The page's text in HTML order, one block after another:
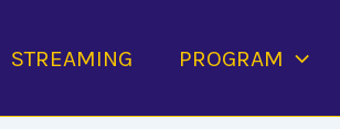
STREAMING PROGRAM